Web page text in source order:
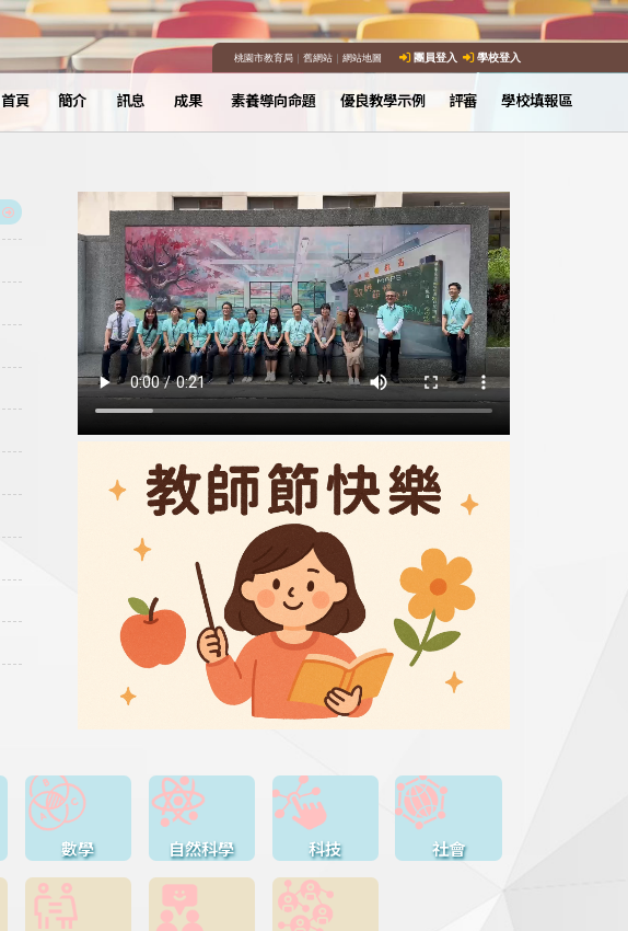
桃園市教育局｜ 舊網站｜ 網站地圖 團員登入 學校登入
首頁 簡介 訊息 成果 素養導向命題 優良教學示例 評審 學校填報區
數學 自然科學 科技 社會